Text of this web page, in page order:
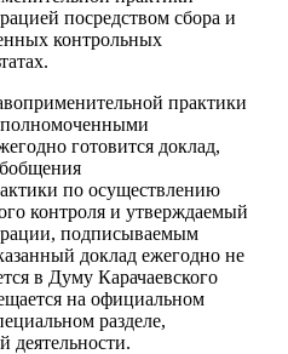
посредством сбора и
контрольных
практики
готовится доклад,
по осуществлению
контроля и утверждаемый
подписываемым
доклад ежегодно не
в Думу Карачаевского
на официальном
разделе,
деятельности.